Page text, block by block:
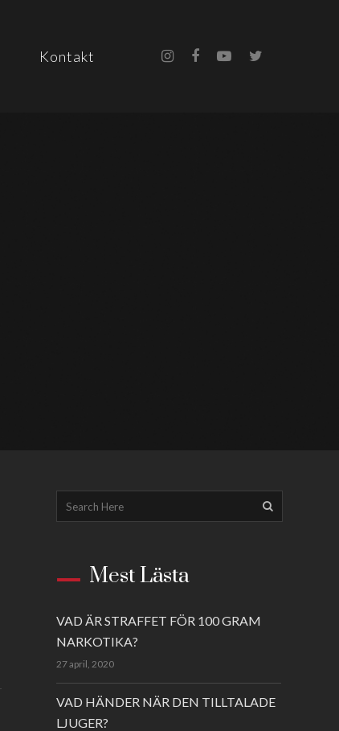
Kontakt
Mest Lästa
VAD ÄR STRAFFET FÖR 100 GRAM
NARKOTIKA?
27 april, 2020
VAD HÄNDER NÄR DEN TILLTALADE
LJUGER?